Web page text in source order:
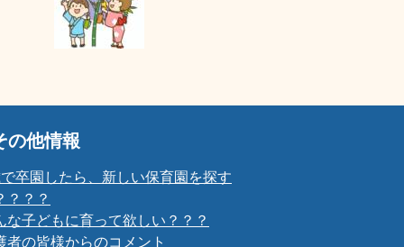
の他情報
卒園したら、新しい保育園を探す
？？？
な子どもに育って欲しい？？？
者の皆様からのコメント